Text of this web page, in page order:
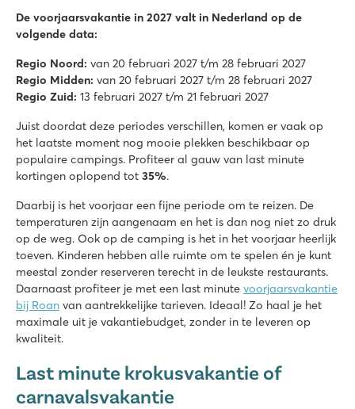
Valamar Camping Lanterna
Valamar Camping Lanterna
★ ★ ★
Accommodaties vlakbij familiezwembad
20 autominuten van Poreč
Marvilla Parks Friese Meren
Nederland - - Friesland - Lemmer
★ ★ ★
Overzichtelijk binnenzwembad
Gezellig restaurant met fijn terras
Op loopafstand van het Slotermeer
De Schatberg
Nederland - - Limburg - Sevenum
★ ★ ★ ★
De voorjaarsvakantie in 2027 valt in Nederland op de
volgende data:
Regio Noord: van 20 februari 2027 t/m 28 februari 2027
Regio Midden: van 20 februari 2027 t/m 28 februari 2027
Regio Zuid: 13 februari 2027 t/m 21 februari 2027
Juist doordat deze periodes verschillen, komen er vaak op
het laatste moment nog mooie plekken beschikbaar op
populaire campings. Profiteer al gauw van last minute
kortingen oplopend tot 35%.
Daarbij is het voorjaar een fijne periode om te reizen. De
temperaturen zijn aangenaam en het is dan nog niet zo druk
op de weg. Ook op de camping is het in het voorjaar heerlijk
toeven. Kinderen hebben alle ruimte om te spelen én je kunt
meestal zonder reserveren terecht in de leukste restaurants.
Daarnaast profiteer je met een last minute voorjaarsvakantie
bij Roan van aantrekkelijke tarieven. Ideaal! Zo haal je het
maximale uit je vakantiebudget, zonder in te leveren op
kwaliteit.
Last minute krokusvakantie of
carnavalsvakantie